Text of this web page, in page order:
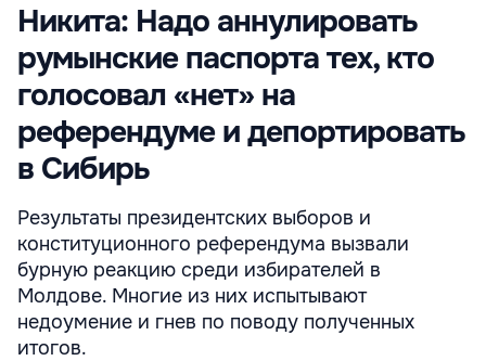
Никита: Надо аннулировать
румынские паспорта тех, кто
голосовал «нет» на
референдуме и депортировать
в Сибирь
Результаты президентских выборов и
конституционного референдума вызвали
бурную реакцию среди избирателей в
Молдове. Многие из них испытывают
недоумение и гнев по поводу полученных
итогов.